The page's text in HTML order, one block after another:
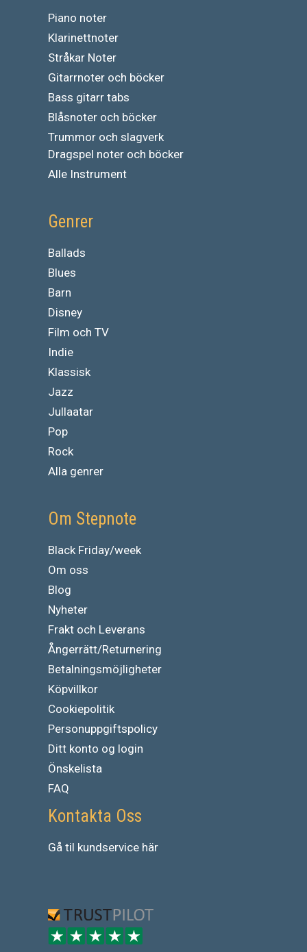
Piano noter
Klarinettnoter
Stråkar Noter
Gitarrnoter och böcker
Bass gitarr tabs
Blåsnoter och böcker
Trummor och slagverk
Dragspel noter och böcker
Alle Instrument
Genrer
Ballads
Blues
Barn
Disney
Film och TV
Indie
Klassisk
Jazz
Jullaatar
Pop
Rock
Alla genrer
Om Stepnote
Black Friday/week
Om oss
Blog
Nyheter
Frakt och Leverans
Ångerrätt/Returnering
Betalningsmöjligheter
Köpvillkor
Cookiepolitik
Personuppgiftspolicy
Ditt konto og login
Önskelista
FAQ
Kontakta Oss
Gå til kundservice här